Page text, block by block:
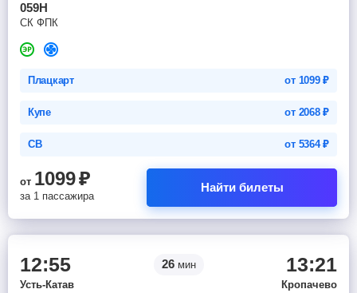
059Н
СК ФПК
Плацкарт от 1099₽
Купе от 2068₽
СВ от 5364₽
от 1099₽
за 1 пассажира
Найти билеты
12:55 26мин 13:21
Усть-Катав Кропачево